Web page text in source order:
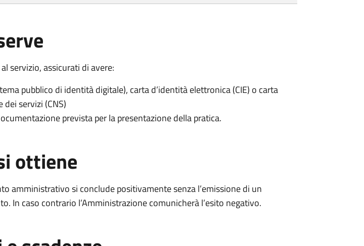
servizio, assicurati di avere:
pubblico di identità digitale), carta d’identità elettronica (CIE) o carta
dei servizi (CNS)
prevista per la presentazione della pratica.
ottiene
amministrativo si conclude positivamente senza l’emissione di un
In caso contrario l’Amministrazione comunicherà l’esito negativo.